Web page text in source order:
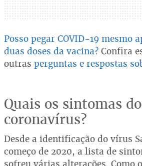
Posso pegar COVID-19 mesmo
duas doses da vacina? Confira
outras perguntas e respostas
Quais os sintomas do
coronavírus?
Desde a identificação do vírus
começo de 2020, a lista de
sofreu várias alterações. Como